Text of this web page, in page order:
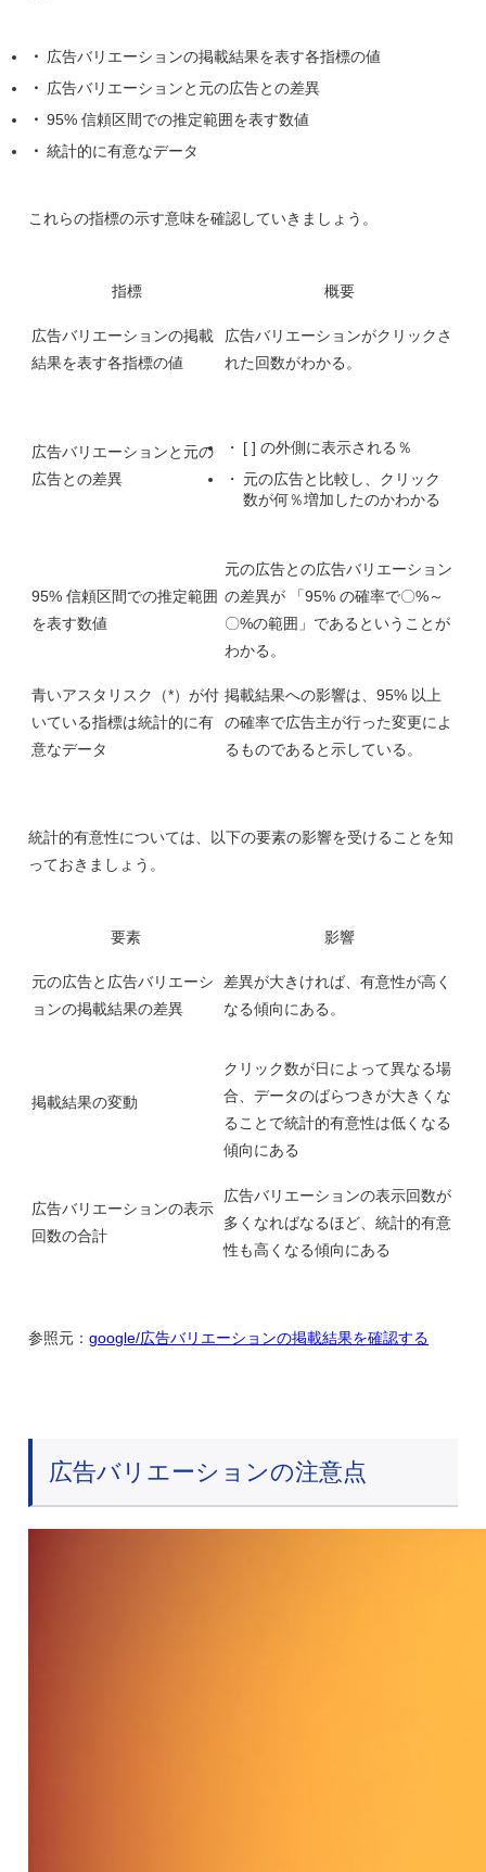
広告バリエーションの掲載結果を表す各指標の値
広告バリエーションと元の広告との差異
95% 信頼区間での推定範囲を表す数値
統計的に有意なデータ
これらの指標の示す意味を確認していきましょう。
指標 概要
広告バリエーションの掲載
結果を表す各指標の値
広告バリエーションがクリックさ
れた回数がわかる。
広告バリエーションと元の
広告との差異
[ ] の外側に表示される％
元の広告と比較し、クリック
数が何％増加したのかわかる
95% 信頼区間での推定範囲
を表す数値
元の広告との広告バリエーション
の差異が 「95% の確率で〇%～
〇%の範囲」であるということが
わかる。
青いアスタリスク（*）が付
いている指標は統計的に有
意なデータ
掲載結果への影響は、95% 以上
の確率で広告主が行った変更によ
るものであると示している。
統計的有意性については、以下の要素の影響を受けることを知
っておきましょう。
要素 影響
元の広告と広告バリエーシ
ョンの掲載結果の差異
差異が大きければ、有意性が高く
なる傾向にある。
掲載結果の変動
クリック数が日によって異なる場
合、データのばらつきが大きくな
ることで統計的有意性は低くなる
傾向にある
広告バリエーションの表示
回数の合計
広告バリエーションの表示回数が
多くなればなるほど、統計的有意
性も高くなる傾向にある
参照元：google/広告バリエーションの掲載結果を確認する
広告バリエーションの注意点